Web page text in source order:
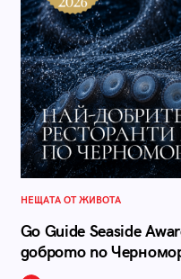
НЕЩАТА ОТ ЖИВОТА
Go Guide Seaside
доброто по